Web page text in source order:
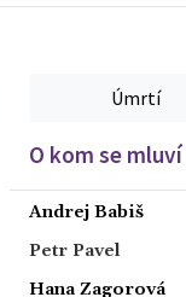
Úmrtí
O kom se
Andrej Babiš
Petr Pavel
Hana Zagorová